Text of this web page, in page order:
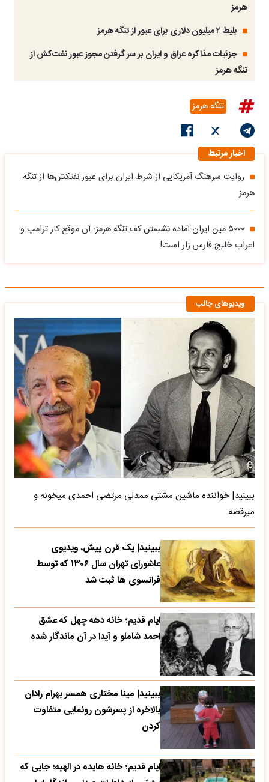
هرمز
بلیط ۲ میلیون دلاری برای عبور از تنگه هرمز
جزئیات مذاکره عراق و ایران بر سر گرفتن مجوز عبور نفت‌کش‌ از
تنگه هرمز
تنگه هرمز
اخبار مرتبط
روایت سرهنگ آمریکایی از شرط ایران برای عبور نفتکش‌ها از تنگه
هرمز
۵۰۰۰ مین ایران آماده نشستن کف تنگه هرمز؛ آن موقع کار ترامپ و
اعراب خلیج فارس زار است!
ویدیوهای جالب
ببینید| خواننده ماشین مشتی ممدلی مرتضی احمدی میخونه و
میرقصه
ببینید| یک قرن پیش، ویدیوی
عاشورای تهران سال ۱۳۰۶ که توسط
فرانسوی ها ثبت شد
ایام قدیم؛ خانه دهه چهل که عشق
احمد شاملو و آیدا در آن ماندگار شده
ببینید| مینا مختاری همسر بهرام رادان
بالاخره از پسرشون رونمایی متفاوت
کردن
ایام قدیم؛ خانه هایده در الهیه؛ جایی که